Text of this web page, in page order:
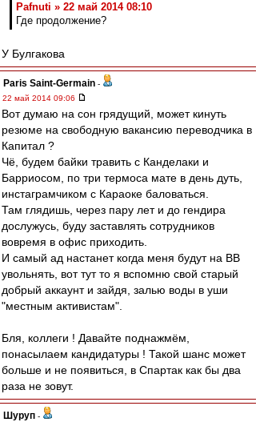
Pafnuti » 22 май 2014 08:10
Где продолжение?
У Булгакова
Paris Saint-Germain -
22 май 2014 09:06
Вот думаю на сон грядущий, может кинуть
резюме на свободную вакансию переводчика в
Капитал ?
Чё, будем байки травить с Канделаки и
Барриосом, по три термоса мате в день дуть,
инстаграмчиком с Караоке баловаться.
Там глядишь, через пару лет и до гендира
дослужусь, буду заставлять сотрудников
вовремя в офис приходить.
И самый ад настанет когда меня будут на ВВ
увольнять, вот тут то я вспомню свой старый
добрый аккаунт и зайдя, залью воды в уши
"местным активистам".
Бля, коллеги ! Давайте поднажмём,
понасылаем кандидатуры ! Такой шанс может
больше и не появиться, в Спартак как бы два
раза не зовут.
Шуруп -